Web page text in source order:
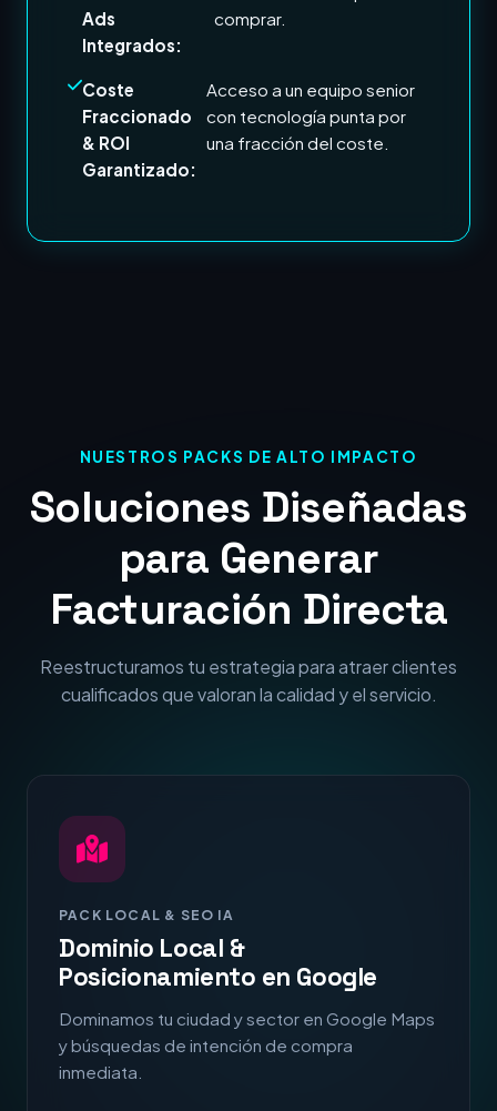
Ads
Integrados:
comprar.
Coste
Fraccionado
& ROI
Garantizado:
Acceso a un equipo senior
con tecnología punta por
una fracción del coste.
NUESTROS PACKS DE ALTO IMPACTO
Soluciones Diseñadas
para Generar
Facturación Directa
Reestructuramos tu estrategia para atraer clientes
cualificados que valoran la calidad y el servicio.
PACK LOCAL & SEO IA
Dominio Local &
Posicionamiento en Google
Dominamos tu ciudad y sector en Google Maps
y búsquedas de intención de compra
inmediata.